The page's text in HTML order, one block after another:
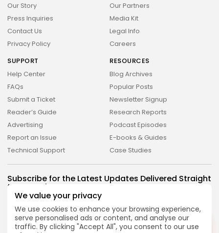
We value your privacy
We use cookies to enhance your browsing experience,
serve personalised ads or content, and analyse our
traffic. By clicking "Accept All", you consent to our use
2026 Revelação FM. All rights reserved
Our Story
Press Inquiries
Contact Us
Privacy Policy
Our Partners
Media Kit
Legal Info
Careers
SUPPORT
Help Center
FAQs
Submit a Ticket
Reader’s Guide
Advertising
Report an Issue
Technical Support
RESOURCES
Blog Archives
Popular Posts
Newsletter Signup
Research Reports
Podcast Episodes
E-books & Guides
Case Studies
Subscribe for the Latest Updates Delivered Straight
to Your Inbox
Follow Us
DESLIGADO